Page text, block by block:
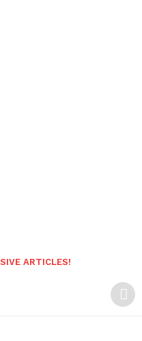
ARTICLES!